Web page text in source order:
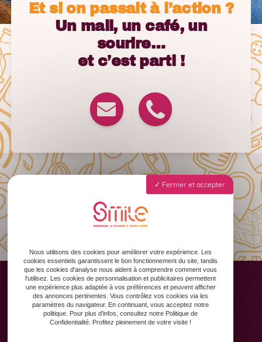
Et si on passait à l’action ?
Un mail, un café, un
sourire…
et c’est parti !
Accueil
Animation des réseaux sociaux
Fermer et accepter
Nous utilisons des cookies pour améliorer votre expérience. Les
cookies essentiels garantissent le bon fonctionnement du site, tandis
que les cookies d'analyse nous aident à comprendre comment vous
l'utilisez. Les cookies de personnalisation et publicitaires permettent
une expérience plus adaptée à vos préférences et peuvent afficher
des annonces pertinentes. Vous contrôlez vos cookies via les
paramètres du navigateur. En continuant, vous acceptez notre
politique. Pour plus d'infos, consultez notre Politique de
Confidentialité. Profitez pleinement de votre visite !